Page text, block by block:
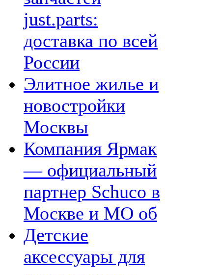
just.parts:
доставка по всей
России
Элитное жилье и
новостройки
Москвы
Компания Ярмак
— официальный
партнер Schuco в
Москве и МО об
Детские
аксессуары для